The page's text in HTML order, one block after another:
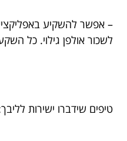
– אפשר להשקיע
לשכור אולפן גילוי. כל
טיפים שידברו ישירות